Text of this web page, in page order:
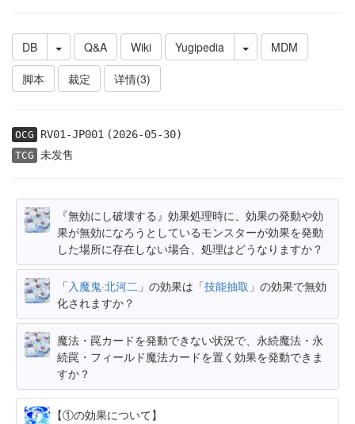
DB Q&A Wiki Yugipedia
MDM
脚本
裁定 详情(3)
OCG RV01-JP001(2026-05-30)
TCG 未发售
『無効にし破壊する』効果処理時に、効果の発動や効
果が無効になろうとしているモンスターが効果を発動
した場所に存在しない場合、処理はどうなりますか？
「 入魔鬼·北河二 」の効果は「技能抽取 」の効果で無効
化されますか？
魔法・罠カードを発動できない状況で、永続魔法・永
続罠・フィールド魔法カードを置く効果を発動できま
すか？
【①の効果について】